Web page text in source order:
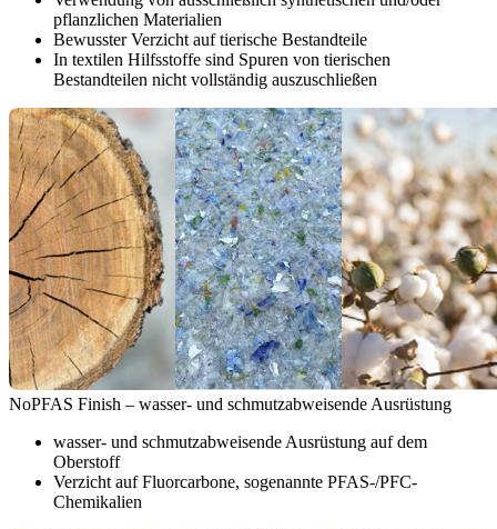
pflanzlichen Materialien
Bewusster Verzicht auf tierische Bestandteile
In textilen Hilfsstoffe sind Spuren von tierischen
Bestandteilen nicht vollständig auszuschließen
NoPFAS Finish – wasser- und schmutzabweisende Ausrüstung
wasser- und schmutzabweisende Ausrüstung auf dem
Oberstoff
Verzicht auf Fluorcarbone, sogenannte PFAS-/PFC-
Chemikalien